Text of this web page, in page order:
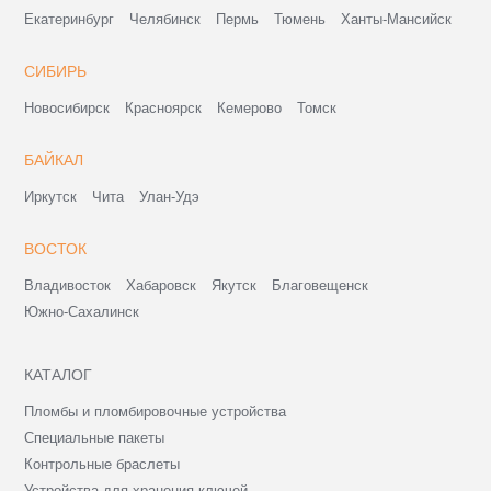
Екатеринбург Челябинск Пермь Тюмень Ханты-Мансийск
СИБИРЬ
Новосибирск Красноярск Кемерово Томск
БАЙКАЛ
Иркутск Чита Улан-Удэ
ВОСТОК
Владивосток Хабаровск Якутск
Благовещенск
Южно-Сахалинск
КАТАЛОГ
Пломбы и пломбировочные устройства
Специальные пакеты
Контрольные браслеты